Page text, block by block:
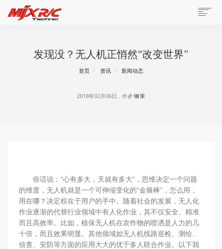
发现没？无人机正悄然“改变世界”
首页 资讯 新闻动态
2018年02月06日 . 作者 钢笨
俗话说：“心有多大，天就有多大”，思维决定一个问题
的维度，无人机就是一个可伸缩变化的“金箍棒”，怎么用，
用在哪？决定权在于用户的手中。随着社会的发展，无人化
作业逐渐的代替行业领域中有人化作业，其不仅安全、精准
而且高效率。比如，植保无人机在农作物的喷洒是人力的几
十倍，而且效果明显。其他领域如无人机线路巡检、测绘、
侦查、安防等方面的应用大大的优于多人联合作业。以下我